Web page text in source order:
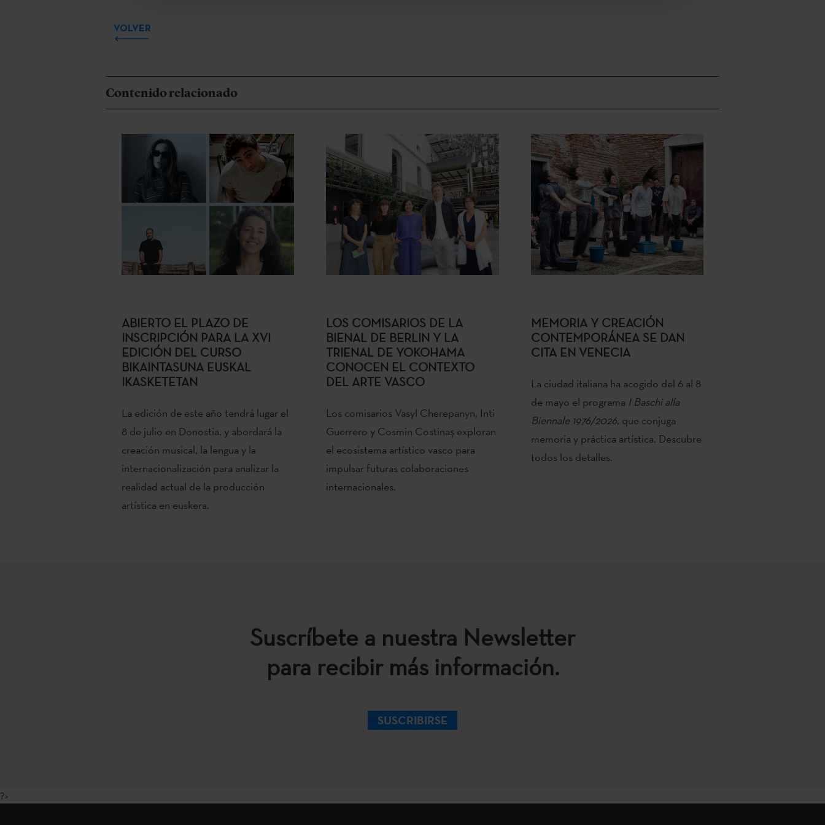
VOLVER
Contenido relacionado
ABIERTO EL PLAZO DE
INSCRIPCIÓN PARA LA XVI
EDICIÓN DEL CURSO
BIKAINTASUNA EUSKAL
IKASKETETAN
La edición de este año tendrá lugar el
8 de julio en Donostia, y abordará la
creación musical, la lengua y la
internacionalización para analizar la
realidad actual de la producción
artística en euskera.
LOS COMISARIOS DE LA
BIENAL DE BERLIN Y LA
TRIENAL DE YOKOHAMA
CONOCEN EL CONTEXTO
DEL ARTE VASCO
Los comisarios Vasyl Cherepanyn, Inti
Guerrero y Cosmin Costinaș exploran
el ecosistema artístico vasco para
impulsar futuras colaboraciones
internacionales.
MEMORIA Y CREACIÓN
CONTEMPORÁNEA SE DAN
CITA EN VENECIA
La ciudad italiana ha acogido del 6 al 8
de mayo el programa I Baschi alla
Biennale 1976/2026, que conjuga
memoria y práctica artística. Descubre
todos los detalles.
Suscríbete a nuestra Newsletter
para recibir más información.
SUSCRIBIRSE
?>